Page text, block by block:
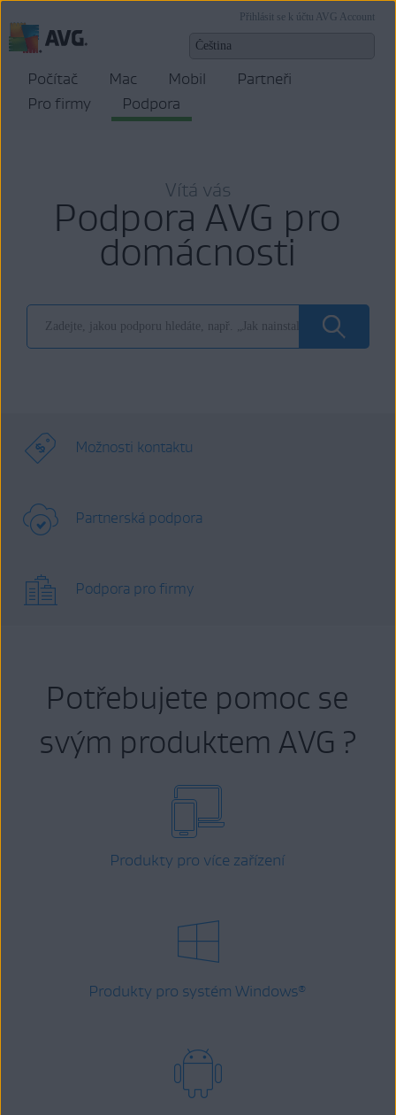
Přihlásit se k účtu AVG Account
Počítač Mac Mobil
Partneři
Pro firmy
Podpora
Vítá vás
Podpora AVG pro
domácnosti
Možnosti kontaktu
Partnerská podpora
Podpora pro firmy
Potřebujete pomoc se
svým produktem AVG ?
Produkty pro více zařízení
Produkty pro systém Windows®